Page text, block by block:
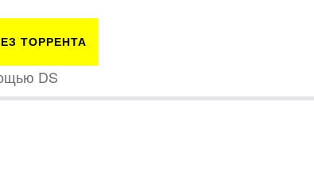
ТОРРЕНТА
DS